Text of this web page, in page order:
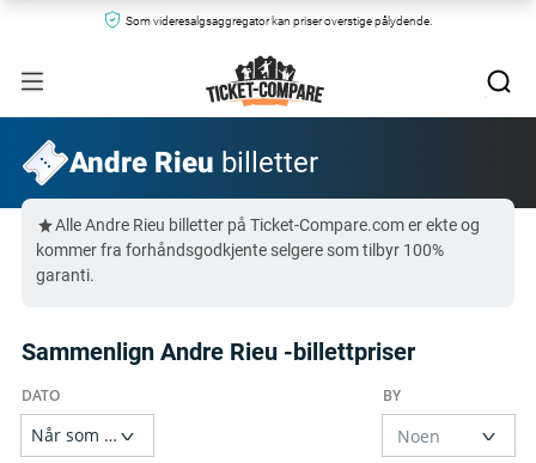
Som videresalgsaggregator kan priser overstige pålydende.
Andre Rieu billetter
Alle Andre Rieu billetter på Ticket-Compare.com er ekte og
kommer fra forhåndsgodkjente selgere som tilbyr 100%
garanti.
Sammenlign Andre Rieu -billettpriser